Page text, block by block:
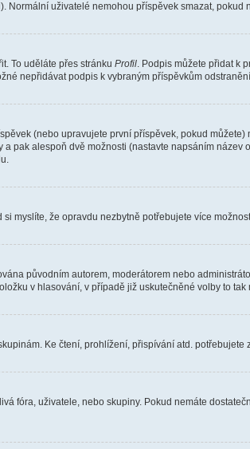
Normální uživatelé nemohou příspěvek smazat, pokud
To uděláte přes stránku Profil. Podpis můžete přidat k
nepřidávat podpis k vybraným příspěvkům
(nebo upravujete první příspěvek, pokud můžete)
pak alespoň dvě možnosti (nastavte napsáním název
myslíte, že opravdu nezbytně potřebujete více
původním autorem, moderátorem nebo
v hlasování, v případě již uskutečněné volby to
Ke čtení, prohlížení, přispívání atd.
fóra, uživatele, nebo skupiny. Pokud nemáte